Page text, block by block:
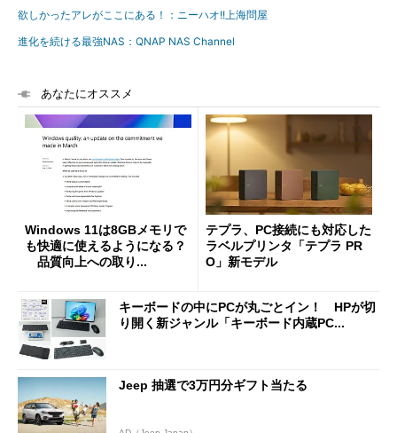
欲しかったアレがここにある！：ニーハオ!!上海問屋
進化を続ける最強NAS：QNAP NAS Channel
あなたにオススメ
Windows 11は8GBメモリで
も快適に使えるようになる？
品質向上への取り...
テプラ、PC接続にも対応した
ラベルプリンタ「テプラ PR
O」新モデル
キーボードの中にPCが丸ごとイン！ HPが切
り開く新ジャンル「キーボード内蔵PC...
Jeep 抽選で3万円分ギフト当たる